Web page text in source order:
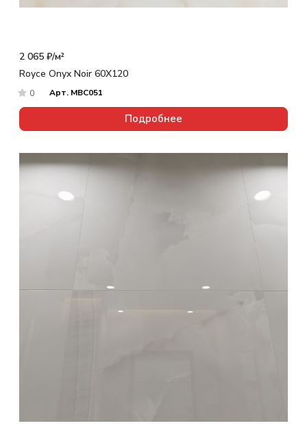
2 065 ₽/м²
Royce Onyx Noir 60X120
0 Арт. MBC051
Подробнее